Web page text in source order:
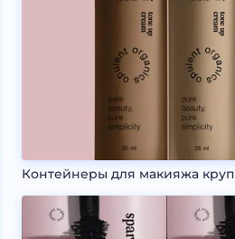
Контейнеры для макияжа